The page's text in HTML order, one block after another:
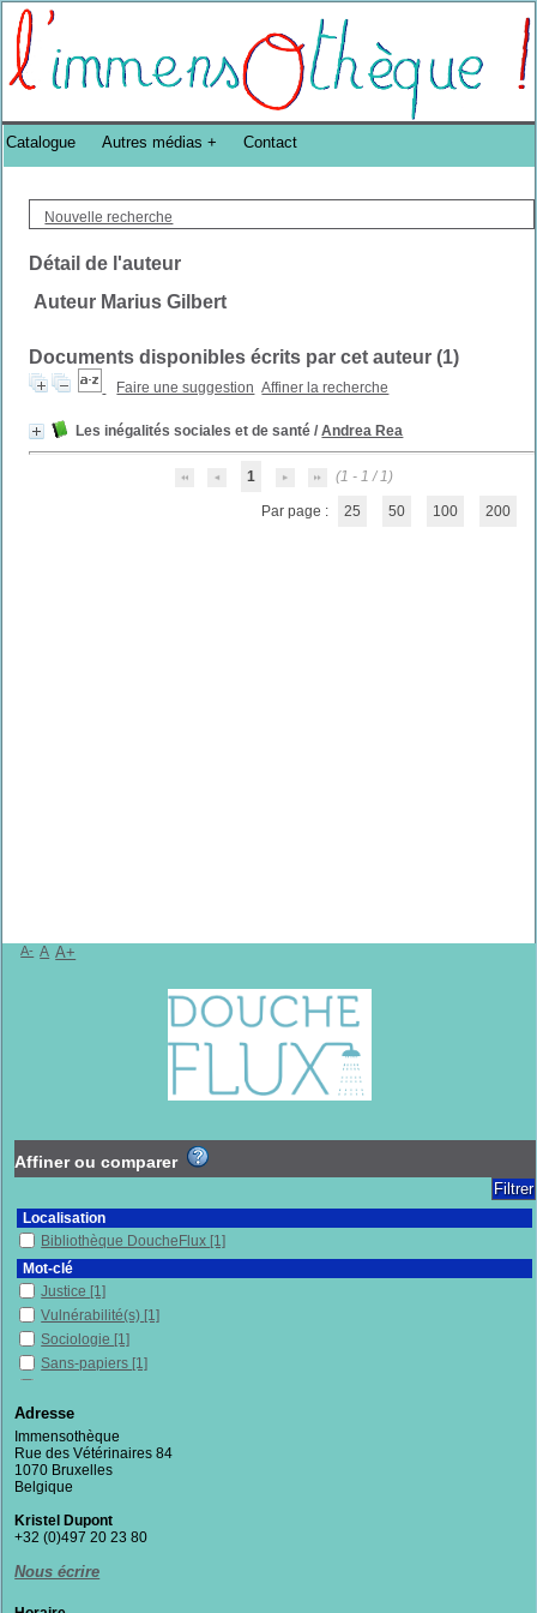
Bibliothèque DoucheFLUX Bibliotheek -->
Nouvelle recherche
Détail de l'auteur
Auteur Marius Gilbert
Documents disponibles écrits par cet auteur (1)
Faire une suggestion Affiner la recherche
Les inégalités sociales et de santé /Andrea Rea
1 (1 - 1 / 1)
Par page : 25 50 100 200
Catalogue Autres médias Contact
A- A A+
Affiner ou comparer
Localisation
Bibliothèque DoucheFlux [1]
Mot-clé
Justice [1]
Vulnérabilité(s) [1]
Sociologie [1]
Sans-papiers [1]
Précarité
Politique sanitaire
Politique publique[1]
Politique économique
Anthropologie[1]
Inégalités sociales
Genève (Suisse)
Adresse
Immensothèque
Rue des Vétérinaires 84
1070 Bruxelles
Belgique
Kristel Dupont
+32 (0)497 20 23 80
Nous écrire